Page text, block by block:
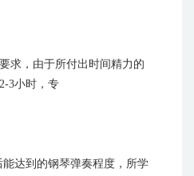
求，由于所付出时间精力的
3小时，专
达到的钢琴弹奏程度，所学